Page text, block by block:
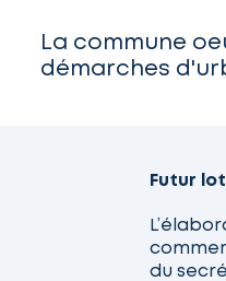
La commune
démarches
Futur
du